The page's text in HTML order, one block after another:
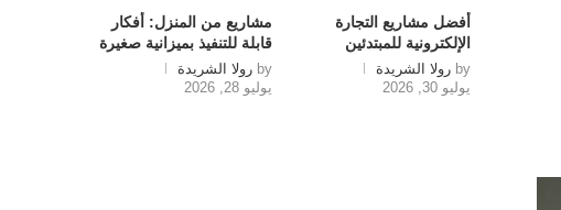
أفضل مشاريع التجارة
الإلكترونية للمبتدئين
by رولا الشريدة
يوليو 30, 2026
مشاريع من المنزل: أفكار
قابلة للتنفيذ بميزانية صغيرة
by رولا الشريدة
يوليو 28, 2026